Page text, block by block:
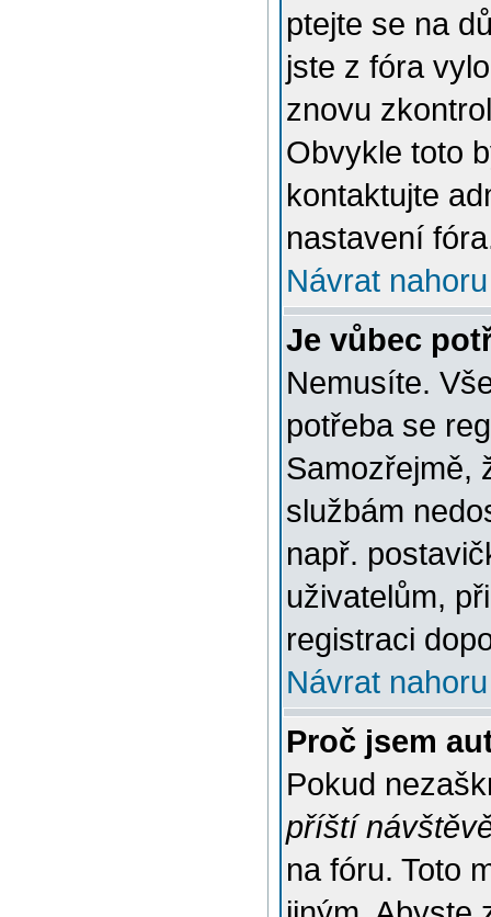
ptejte se na
jste z fóra
znovu
Obvykle toto
kontaktujte
nastavení
Návrat nahoru
Je vůbec
Nemusíte.
potřeba se
Samozřejmě,
službám
např.
uživatelům,
registraci
Návrat nahoru
Proč jsem
Pokud
příští
na fóru. Toto